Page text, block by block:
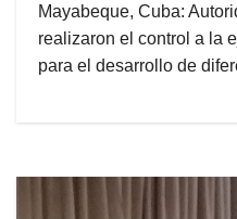
Mayabeque, Cuba:
realizaron el control a la
para el desarrollo de